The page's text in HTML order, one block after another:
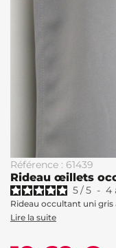
Référence : 61439
Rideau œillets
5/5 - 4
Rideau occultant uni gris
Lire la suite